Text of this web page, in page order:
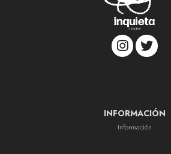
INFORMACIÓN
Información